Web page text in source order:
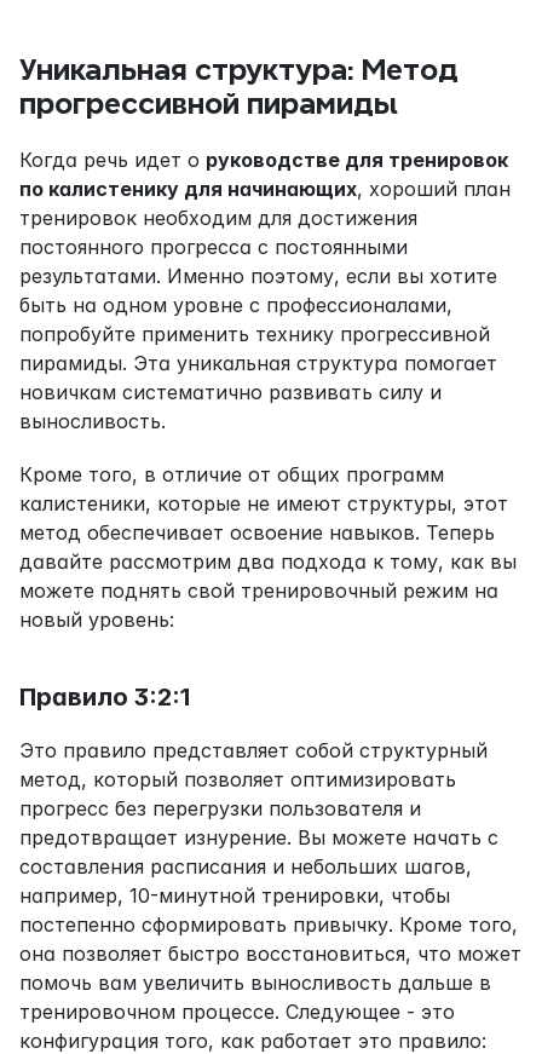
Уникальная структура: Метод
прогрессивной пирамиды
Когда речь идет о руководстве для тренировок
по калистенику для начинающих, хороший план
тренировок необходим для достижения
постоянного прогресса с постоянными
результатами. Именно поэтому, если вы хотите
быть на одном уровне с профессионалами,
попробуйте применить технику прогрессивной
пирамиды. Эта уникальная структура помогает
новичкам систематично развивать силу и
выносливость.
Кроме того, в отличие от общих программ
калистеники, которые не имеют структуры, этот
метод обеспечивает освоение навыков. Теперь
давайте рассмотрим два подхода к тому, как вы
можете поднять свой тренировочный режим на
новый уровень:
Правило 3:2:1
Это правило представляет собой структурный
метод, который позволяет оптимизировать
прогресс без перегрузки пользователя и
предотвращает изнурение. Вы можете начать с
составления расписания и небольших шагов,
например, 10-минутной тренировки, чтобы
постепенно сформировать привычку. Кроме того,
она позволяет быстро восстановиться, что может
помочь вам увеличить выносливость дальше в
тренировочном процессе. Следующее - это
конфигурация того, как работает это правило: